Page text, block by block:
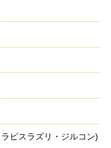
ピスラズリ・ジルコン)